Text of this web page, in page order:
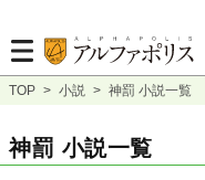
TOP > 小説 > 神罰 小説一覧
神罰 小説一覧